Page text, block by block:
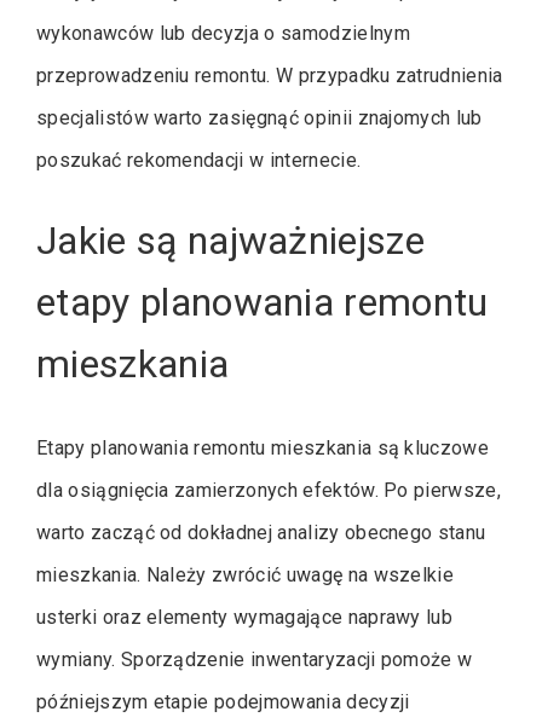
wykonawców lub decyzja o samodzielnym
przeprowadzeniu remontu. W przypadku zatrudnienia
specjalistów warto zasięgnąć opinii znajomych lub
poszukać rekomendacji w internecie.
Jakie są najważniejsze
etapy planowania remontu
mieszkania
Etapy planowania remontu mieszkania są kluczowe
dla osiągnięcia zamierzonych efektów. Po pierwsze,
warto zacząć od dokładnej analizy obecnego stanu
mieszkania. Należy zwrócić uwagę na wszelkie
usterki oraz elementy wymagające naprawy lub
wymiany. Sporządzenie inwentaryzacji pomoże w
późniejszym etapie podejmowania decyzji